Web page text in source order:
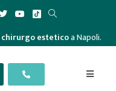
chirurgo esteticoa Napoli.